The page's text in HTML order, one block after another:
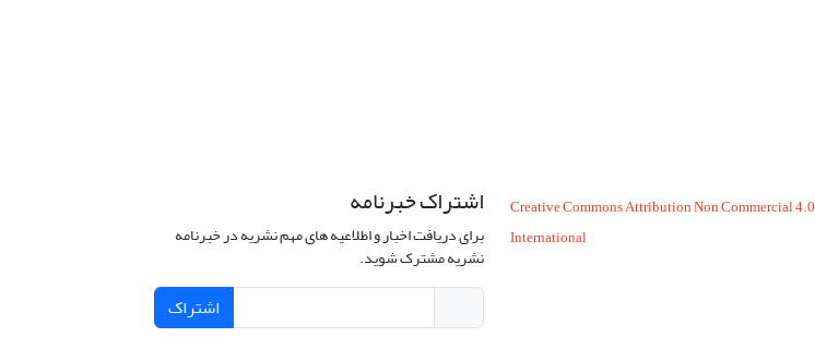
Creative Commons Attribution Non Commercial 4.0
International
اشتراک خبرنامه
برای دریافت اخبار و اطلاعیه های مهم نشریه در خبرنامه
نشریه مشترک شوید.
اشتراک